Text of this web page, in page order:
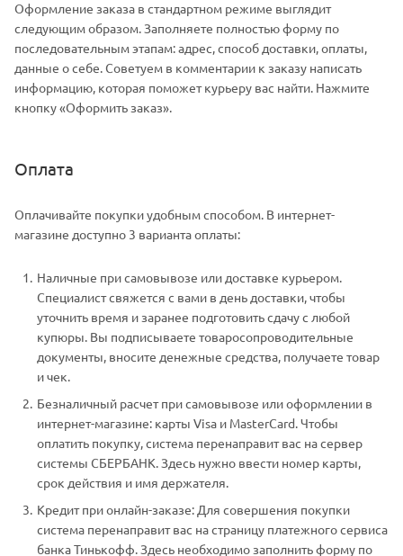
Оформление заказа в стандартном режиме выглядит
следующим образом. Заполняете полностью форму по
последовательным этапам: адрес, способ доставки, оплаты,
данные о себе. Советуем в комментарии к заказу написать
информацию, которая поможет курьеру вас найти. Нажмите
кнопку «Оформить заказ».
Оплата
Оплачивайте покупки удобным способом. В интернет-
магазине доступно 3 варианта оплаты:
Наличные при самовывозе или доставке курьером.
Специалист свяжется с вами в день доставки, чтобы
уточнить время и заранее подготовить сдачу с любой
купюры. Вы подписываете товаросопроводительные
документы, вносите денежные средства, получаете товар
и чек.
Безналичный расчет при самовывозе или оформлении в
интернет-магазине: карты Visa и MasterCard. Чтобы
оплатить покупку, система перенаправит вас на сервер
системы СБЕРБАНК. Здесь нужно ввести номер карты,
срок действия и имя держателя.
Кредит при онлайн-заказе: Для совершения покупки
система перенаправит вас на страницу платежного сервиса
банка Тинькофф. Здесь необходимо заполнить форму по